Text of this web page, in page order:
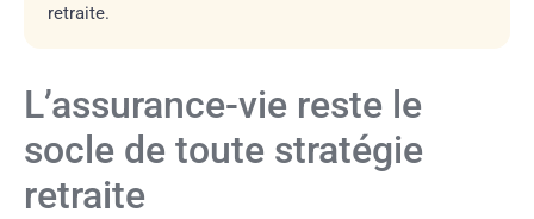
retraite.
L’assurance-vie reste le
socle de toute stratégie
retraite